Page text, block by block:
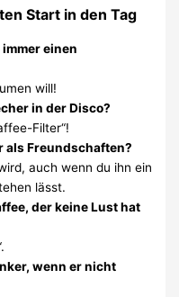
Start in den Tag
einen
will!
in der Disco?
Filter“!
als Freundschaften?
auch wenn du ihn ein
lässt.
der keine Lust hat
wenn er nicht